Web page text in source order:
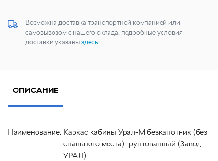
Возможна доставка транспортной компанией или
самовывозом с нашего склада, подробные условия
доставки указаныздесь
ОПИСАНИЕ
Наименование: Каркас кабины Урал-М безкапотник (без
спального места) грунтованный (Завод
УРАЛ)